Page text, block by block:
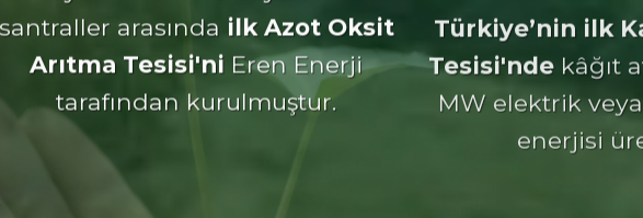
santraller arasında ilk Azot Oksit
Arıtma Tesisi'ni Eren Enerji
tarafından kurulmuştur.
Tesisi'ndekâğıt
MW elektrik
enerjisi